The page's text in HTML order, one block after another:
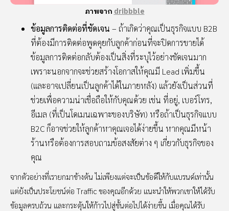
ภาพจากdribbble
ข้อมูลการติดต่อที่ชัดเจน – ถ้าเกิดว่าคุณเป็นธุรกิจแบบ B2B
ที่ต้องมีการติดต่อพูดคุยกับลูกค้าก่อนที่จะปิดการขายได้
ข้อมูลการติดต่อกลับต้องเป็นสิ่งที่ระบุไว้อย่างชัดเจนมาก
เพราะนอกจากจะช่วยสร้างโอกาสให้คุณมี Lead เพิ่มขึ้น
(และอาจเปลี่ยนเป็นลูกค้าได้ในภายหลัง) แล้วยังเป็นส่วนที่
ช่วยเพื่อความน่าเชื่อถือให้กับคุณด้วย เช่น ที่อยู่, เบอร์โทร,
อีเมล (ที่เป็นโดเมนเฉพาะของบริษัท) หรือถ้าเป็นธุรกิจแบบ
B2C ก็อาจช่วยให้ลูกค้าหาคุณเจอได้ง่ายขึ้น หากคุณมีหน้า
ร้านหรือต้องการสอบถามข้อสงสัยต่าง ๆ เกี่ยวกับธุรกิจของ
คุณ
จากตัวอย่างที่เรายกมาข้างต้น ไม่เพียงแต่จะเป็นข้อดีให้กับแบรนด์เท่านั้น
แต่ยังเป็นประโยชน์ต่อ Traffic ของคุณอีกด้วย แนะนำให้พวกเขาให้ได้รับ
ข้อมูลครบถ้วน และกระตุ้นให้ก้าวไปสู่ขั้นต่อไปได้ง่ายขึ้น เมื่อคุณได้รับ